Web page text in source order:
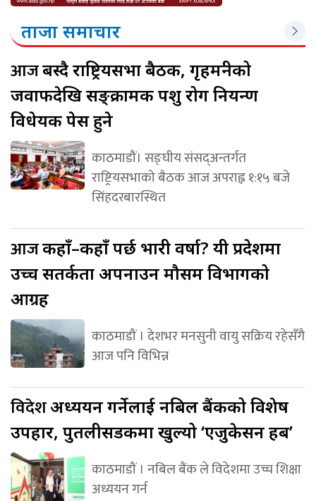
ताजा समाचार
आजबस्दै राष्ट्रियसभा बैठक, गृहमन्त्रीको
जवाफदेखि सङ्क्रामक पशु रोग नियन्त्रण
विधेयक पेस हुने
काठमाडौं। सङ्घीय संसद्अन्तर्गत
राष्ट्रियसभाको बैठक आज अपराह्न १:१५ बजे
सिंहदरबारस्थित
आजकहाँ–कहाँ पर्छ भारी वर्षा? यी प्रदेशमा
उच्च सतर्कता अपनाउन मौसम विभागको
आग्रह
काठमाडौं । देशभर मनसुनी वायु सक्रिय रहेसँगै
आज पनि विभिन्न
विदेशअध्ययन गर्नेलाई नबिल बैंकको विशेष
उपहार, पुतलीसडकमा खुल्यो ‘एजुकेसन हब’
काठमाडौं । नबिल बैंक ले विदेशमा उच्च शिक्षा
अध्ययन गर्न